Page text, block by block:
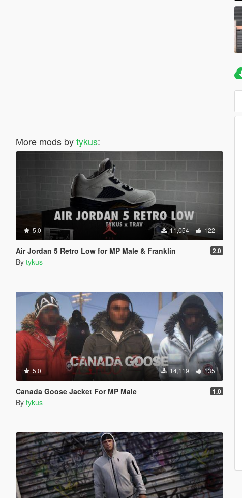
More mods bytykus:
5.0 11,054 122
Air Jordan 5 Retro Low for MP Male & Franklin 2.0
By tykus
5.0 14,119 135
Canada Goose Jacket For MP Male 1.0
By tykus